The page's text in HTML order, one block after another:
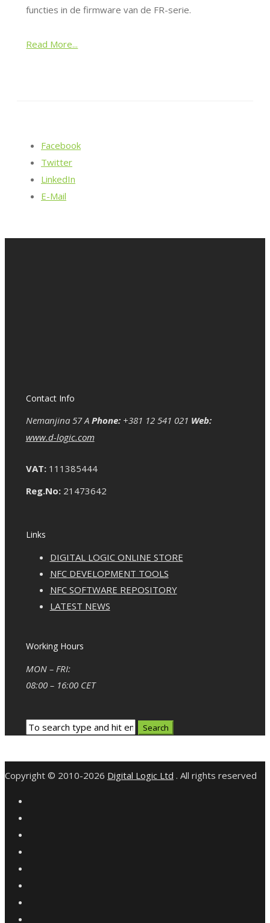
functies in de firmware van de FR-serie.
Read More...
Facebook
Twitter
LinkedIn
E-Mail
Contact Info
Nemanjina 57 A Phone:+381 12 541 021 Web:
www.d-logic.com
VAT:111385444
Reg.No:21473642
Links
DIGITAL LOGIC ONLINE STORE
NFC DEVELOPMENT TOOLS
NFC SOFTWARE REPOSITORY
LATEST NEWS
Working Hours
MON – FRI:
08:00 – 16:00 CET
Copyright © 2010-2026 Digital Logic Ltd . All rights reserved